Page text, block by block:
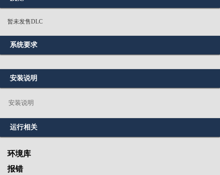
暂未发售DLC
系统要求
安装说明
安装说明
运行相关
环境库
报错